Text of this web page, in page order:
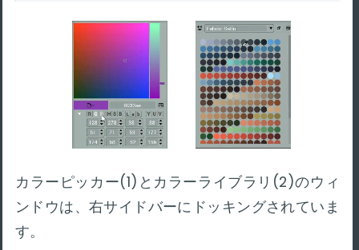
カラーピッカー(1)とカラーライブラリ(2)のウィ
ンドウは、右サイドバーにドッキングされていま
す。